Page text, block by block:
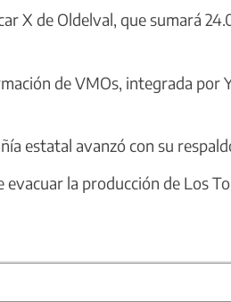
X de Oldelval, que sumará
de VMOs, integrada por
estatal avanzó con su
la producción de Los